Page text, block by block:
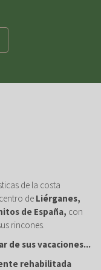
de la costa
de Liérganes,
de España, con
rincones.
de sus vacaciones...
rehabilitada